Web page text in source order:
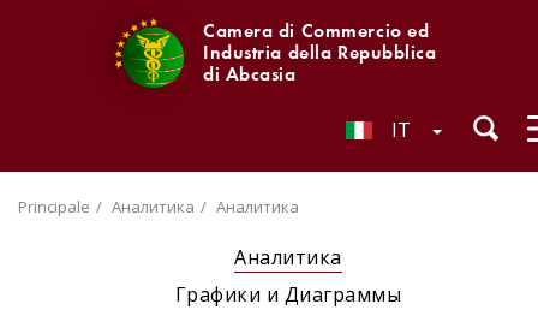
Camera di Commercio ed
Industria della Repubblica
di Abcasia
IT
Principale Аналитика Аналитика
Аналитика
Графики и Диаграммы